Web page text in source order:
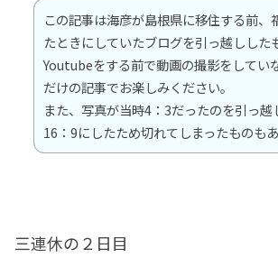
この記事は海彦が島根県に移住する前、
たときにしていたブログを引っ越しした
Youtubeをする前で動画の撮影をしてい
だけの記事でお楽しみください。
また、写真が当時4：3だったのを引っ越
16：9にしたため切れてしまったものも
三連休の２日目